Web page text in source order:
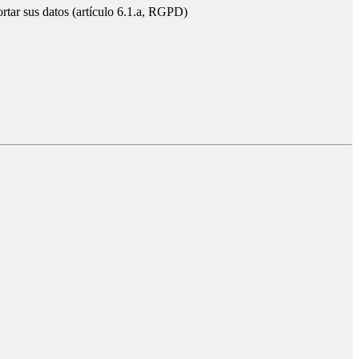
sus datos (artículo 6.1.a, RGPD)